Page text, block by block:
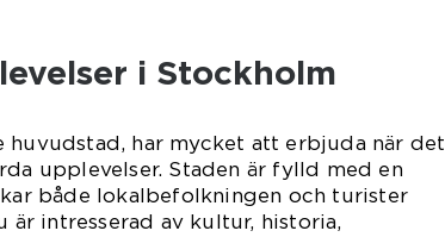
i Stockholm
huvudstad, har mycket att erbjuda när det
upplevelser. Staden är fylld med en
både lokalbefolkningen och turister
är intresserad av kultur, historia,